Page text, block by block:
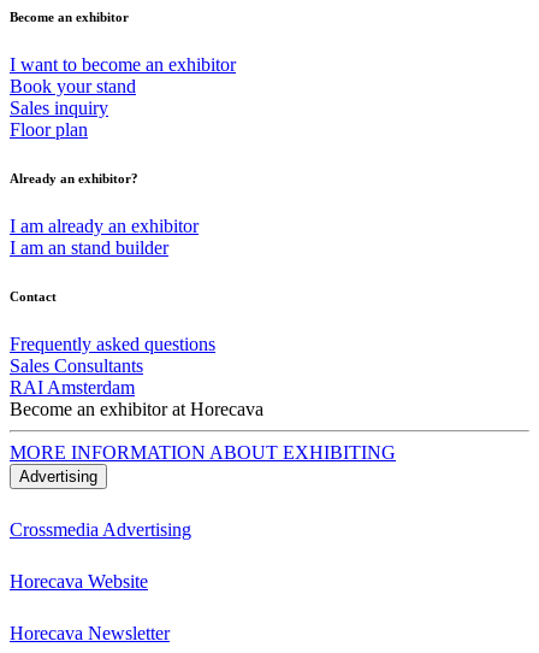
Become an exhibitor
I want to become an exhibitor
Book your stand
Sales inquiry
Floor plan
Already an exhibitor?
I am already an exhibitor
I am an stand builder
Contact
Frequently asked questions
Sales Consultants
RAI Amsterdam
Become an exhibitor at Horecava
MORE INFORMATION ABOUT EXHIBITING
Advertising
Crossmedia Advertising
Horecava Website
Horecava Newsletter